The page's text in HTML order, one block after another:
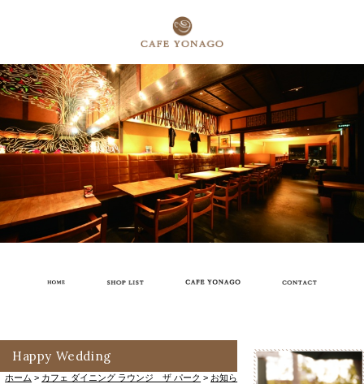
Happy Wedding
ホーム > カフェ ダイニング ラウンジ ザ パーク > お知ら